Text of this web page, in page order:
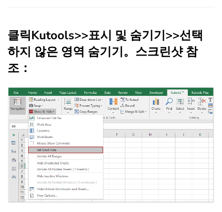
클릭Kutools>>표시 및 숨기기>>선택
하지 않은 영역 숨기기。 스크린샷 참
조：